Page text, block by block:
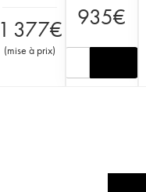
1 377€
(mise à prix)
935€